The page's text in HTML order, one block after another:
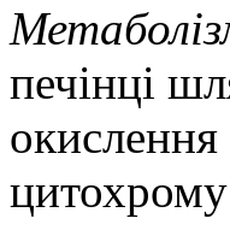
печінці